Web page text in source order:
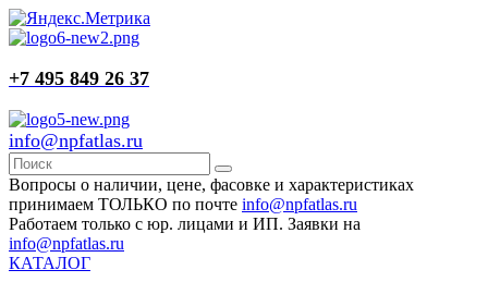
+7 495 849 26 37
info@npfatlas.ru
Вопросы о наличии, цене, фасовке и характеристиках
принимаем ТОЛЬКО по почте info@npfatlas.ru
Работаем только с юр. лицами и ИП. Заявки на
info@npfatlas.ru
КАТАЛОГ